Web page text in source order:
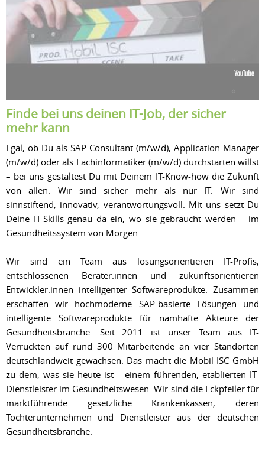
Finde bei uns deinen IT-Job, der sicher
mehr kann
Egal, ob Du als SAP Consultant (m/w/d), Application Manager
(m/w/d) oder als Fachinformatiker (m/w/d) durchstarten willst
– bei uns gestaltest Du mit Deinem IT-Know-how die Zukunft
von allen. Wir sind sicher mehr als nur IT. Wir sind
sinnstiftend, innovativ, verantwortungsvoll. Mit uns setzt Du
Deine IT-Skills genau da ein, wo sie gebraucht werden – im
Gesundheitssystem von Morgen.
Wir sind ein Team aus lösungsorientieren IT-Profis,
entschlossenen Berater:innen und zukunftsorientieren
Entwickler:innen intelligenter Softwareprodukte. Zusammen
erschaffen wir hochmoderne SAP-basierte Lösungen und
intelligente Softwareprodukte für namhafte Akteure der
Gesundheitsbranche. Seit 2011 ist unser Team aus IT-
Verrückten auf rund 300 Mitarbeitende an vier Standorten
deutschlandweit gewachsen. Das macht die Mobil ISC GmbH
zu dem, was sie heute ist – einem führenden, etablierten IT-
Dienstleister im Gesundheitswesen. Wir sind die Eckpfeiler für
marktführende gesetzliche Krankenkassen, deren
Tochterunternehmen und Dienstleister aus der deutschen
Gesundheitsbranche.